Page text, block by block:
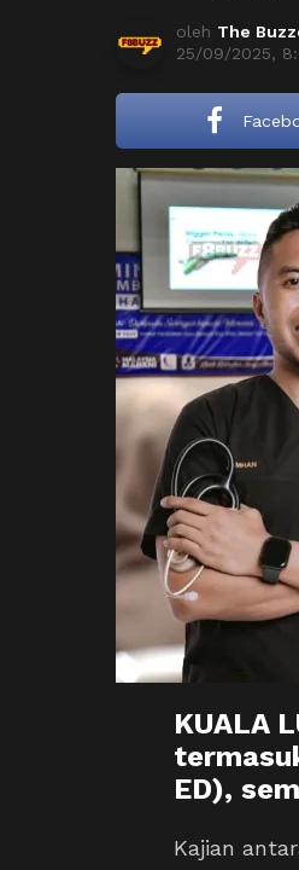
oleh The
25/09/2025,
KUALA
ED),
Kajian